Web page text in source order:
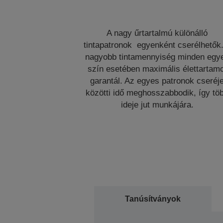
A nagy űrtartalmú különálló
tintapatronok egyenként
nagyobb tintamennyiség minden
szín esetében maximális
garantál. Az egyes patronok
közötti idő meghosszabbodik, így
ideje jut munkájára.
Tanúsítványok